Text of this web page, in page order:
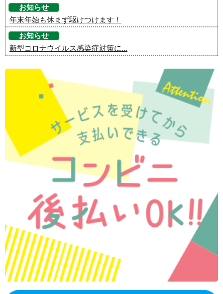
お知らせ
年末年始も休まず駆けつけます！
お知らせ
新型コロナウイルス感染症対策に...